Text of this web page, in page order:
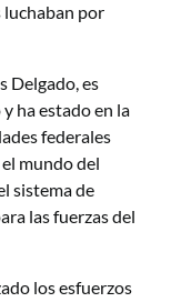
por
Delgado, es
ha estado en la
federales
mundo del
sistema de
las fuerzas del
los esfuerzos